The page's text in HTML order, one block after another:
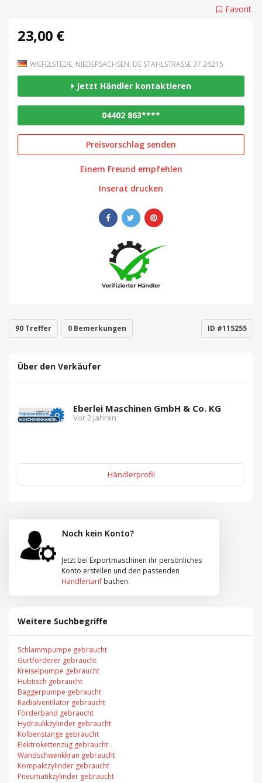
Favorit
23,00 €
WIEFELSTEDE, NIEDERSACHSEN, DE STAHLSTRASSE 37 26215
Jetzt Händler kontaktieren
04402 863****
Preisvorschlag senden
Einem Freund empfehlen
Inserat drucken
90 Treffer 0 Bemerkungen ID #115255
Über den Verkäufer
Eberlei Maschinen GmbH & Co. KG
Vor 2 Jahren
Händlerprofil
Noch kein Konto?
Jetzt bei Exportmaschinen ihr persönliches
Konto erstellen und den passenden
Händlertarif buchen.
Weitere Suchbegriffe
Schlammpumpe gebraucht
Gurtförderer gebraucht
Kreiselpumpe gebraucht
Hubtisch gebraucht
Baggerpumpe gebraucht
Radialventilator gebraucht
Förderband gebraucht
Hydraulikzylinder gebraucht
Kolbenstange gebraucht
Elektrokettenzug gebraucht
Wandschwenkkran gebraucht
Kompaktzylinder gebraucht
Pneumatikzylinder gebraucht